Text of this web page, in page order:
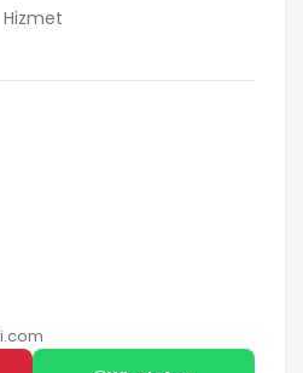
Hizmet